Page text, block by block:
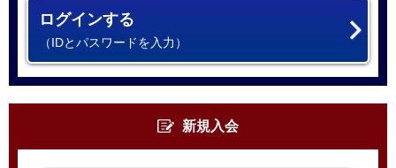
ログインする
（IDとパスワードを入力）
新規入会